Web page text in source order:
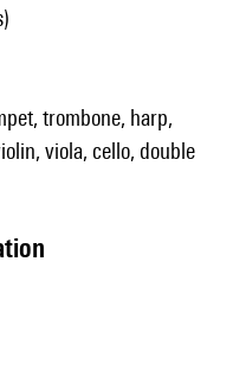
trombone, harp,
viola, cello, double